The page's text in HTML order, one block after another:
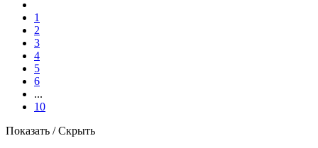
1
2
3
4
5
6
...
10
Показать / Скрыть